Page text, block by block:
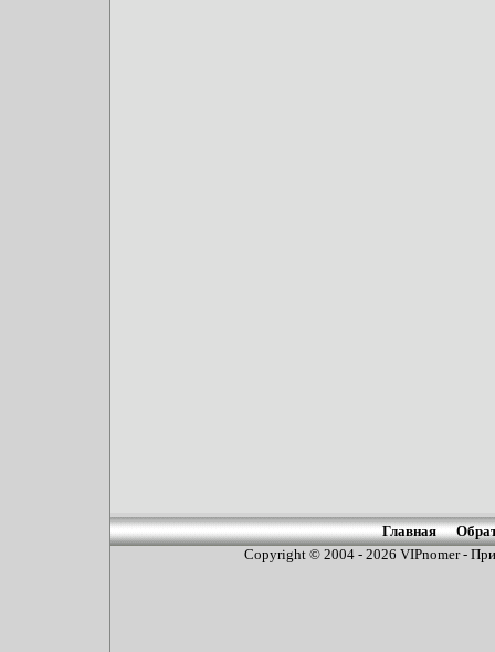
Главная
Copyright © 2004 - 2026 VIPnomer -